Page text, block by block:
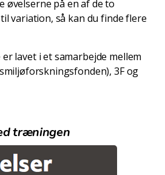
øvelserne på en af de to
variation, så kan du finde flere
lavet i et samarbejde mellem
3F og
træningen